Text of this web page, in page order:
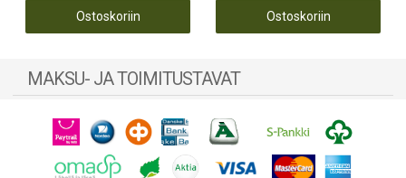
Ostoskoriin Ostoskoriin
MAKSU- JA TOIMITUSTAVAT